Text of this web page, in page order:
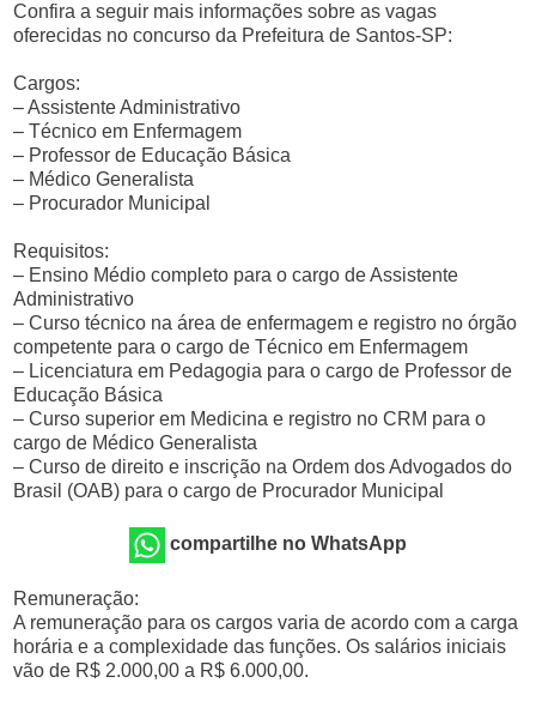
Confira a seguir mais informações sobre as vagas
oferecidas no concurso da Prefeitura de Santos-SP:
Cargos:
– Assistente Administrativo
– Técnico em Enfermagem
– Professor de Educação Básica
– Médico Generalista
– Procurador Municipal
Requisitos:
– Ensino Médio completo para o cargo de Assistente
Administrativo
– Curso técnico na área de enfermagem e registro no órgão
competente para o cargo de Técnico em Enfermagem
– Licenciatura em Pedagogia para o cargo de Professor de
Educação Básica
– Curso superior em Medicina e registro no CRM para o
cargo de Médico Generalista
– Curso de direito e inscrição na Ordem dos Advogados do
Brasil (OAB) para o cargo de Procurador Municipal
compartilhe no WhatsApp
Remuneração:
A remuneração para os cargos varia de acordo com a carga
horária e a complexidade das funções. Os salários iniciais
vão de R$ 2.000,00 a R$ 6.000,00.